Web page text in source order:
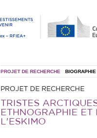
PROJET DE RECHERCHE BIOGRAPHIE
PROJET DE RECHERCHE
TRISTES
ETHNOGRAPHIE ET
L'ESKIMO